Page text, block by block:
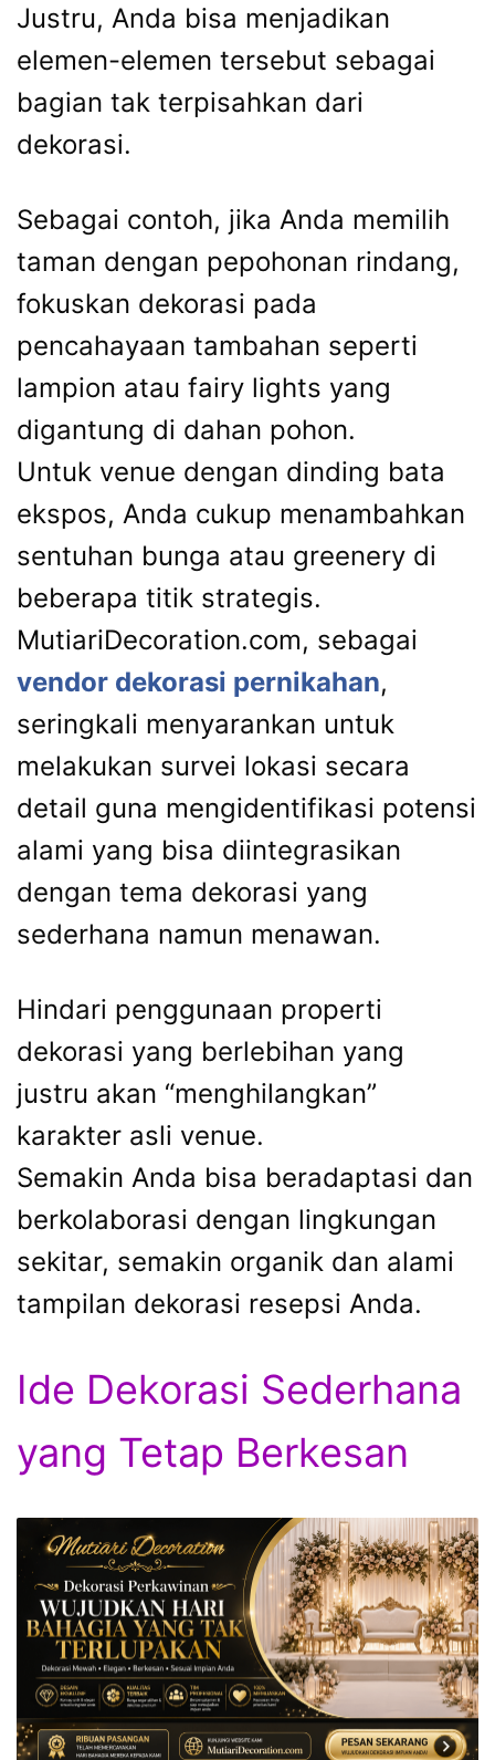
Justru, Anda bisa menjadikan
elemen-elemen tersebut sebagai
bagian tak terpisahkan dari
dekorasi.
Sebagai contoh, jika Anda memilih
taman dengan pepohonan rindang,
fokuskan dekorasi pada
pencahayaan tambahan seperti
lampion atau fairy lights yang
digantung di dahan pohon.
Untuk venue dengan dinding bata
ekspos, Anda cukup menambahkan
sentuhan bunga atau greenery di
beberapa titik strategis.
MutiariDecoration.com, sebagai
vendor dekorasi pernikahan,
seringkali menyarankan untuk
melakukan survei lokasi secara
detail guna mengidentifikasi potensi
alami yang bisa diintegrasikan
dengan tema dekorasi yang
sederhana namun menawan.
Hindari penggunaan properti
dekorasi yang berlebihan yang
justru akan “menghilangkan”
karakter asli venue.
Semakin Anda bisa beradaptasi dan
berkolaborasi dengan lingkungan
sekitar, semakin organik dan alami
tampilan dekorasi resepsi Anda.
Ide Dekorasi Sederhana
yang Tetap Berkesan